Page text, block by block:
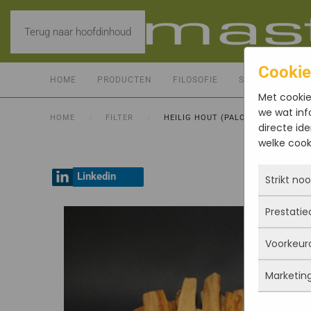
Terug naar hoofdinhoud
HOME PRODUCTEN FILOSOFIE SERVICE
HOME FILTER HEILIG HOUT (PALO SANTO)
Linkedin
Met
we wat
directe
welke
Strikt
Deze
actief
iets
Je kunt
maar
Met
deze
Deze